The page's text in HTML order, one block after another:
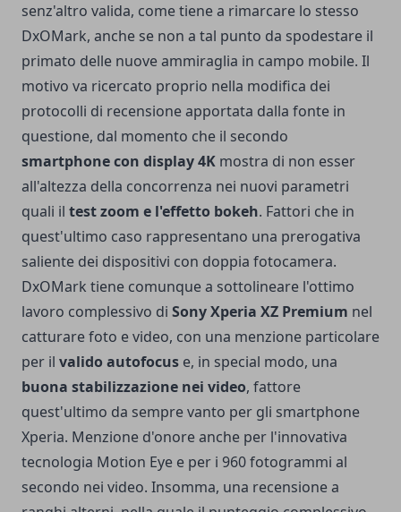
senz'altro valida, come tiene a rimarcare lo stesso
DxOMark, anche se non a tal punto da spodestare il
primato delle nuove ammiraglia in campo mobile. Il
motivo va ricercato proprio nella modifica dei
protocolli di recensione apportata dalla fonte in
questione, dal momento che il secondo
smartphone con display 4K mostra di non esser
all'altezza della concorrenza nei nuovi parametri
quali il test zoom e l'effetto bokeh. Fattori che in
quest'ultimo caso rappresentano una prerogativa
saliente dei dispositivi con doppia fotocamera.
DxOMark tiene comunque a sottolineare l'ottimo
lavoro complessivo di Sony Xperia XZ Premium nel
catturare foto e video, con una menzione particolare
per il valido autofocus e, in special modo, una
buona stabilizzazione nei video, fattore
quest'ultimo da sempre vanto per gli smartphone
Xperia. Menzione d'onore anche per l'innovativa
tecnologia Motion Eye e per i 960 fotogrammi al
secondo nei video. Insomma, una recensione a